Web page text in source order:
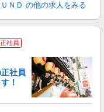
ＮＤ の他の求人をみる
正社員
社員
！